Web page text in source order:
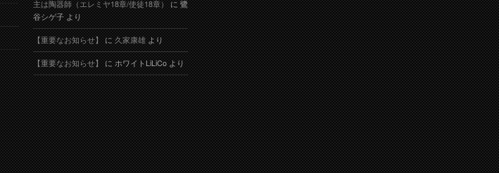
主は陶器師（エレミヤ18章/使徒18章）に鷺
谷シゲ子より
【重要なお知らせ】に久家康雄より
【重要なお知らせ】にホワイトLiLiCoより